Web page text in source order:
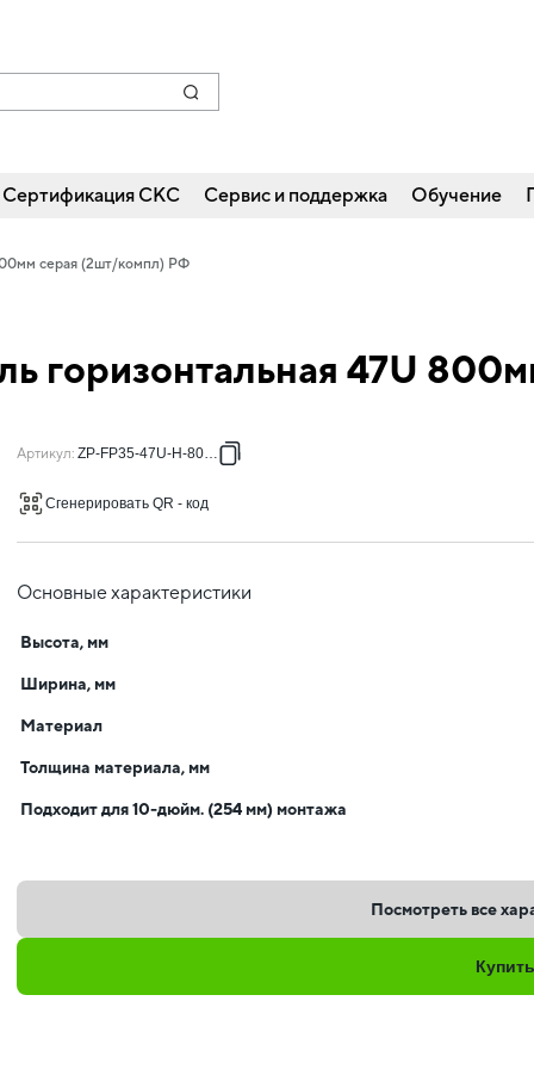
Сертификация СКС Сервис и поддержка Обучение
серая (2шт/компл) РФ
горизонтальная 47U
Артикул: ZP-FP35-47U-H-800-R
Сгенерировать QR - код
Основные характеристики
Высота, мм
Ширина, мм
Материал
Толщина материала, мм
Подходит для 10-дюйм. (254 мм) монтажа
Посмотреть все
Купить